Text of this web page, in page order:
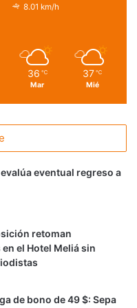
8.01 km/h
36 ℃
Mar
37 ℃
Mié
eventual regreso a
retoman
el Hotel Meliá sin
de bono de 49 $: Sepa